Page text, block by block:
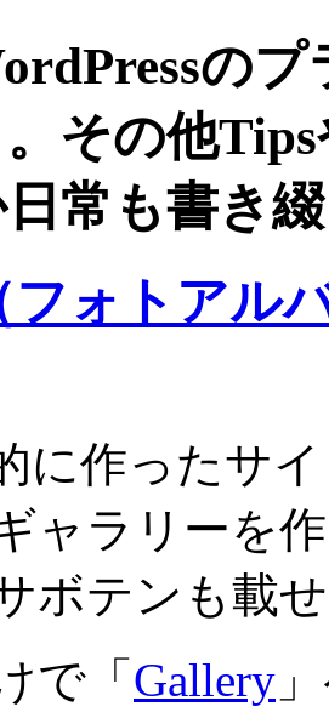
の
その他
常も書き
フォトアル
に作ったサ
ャラリーを
ボテンも載
で「 Gallery